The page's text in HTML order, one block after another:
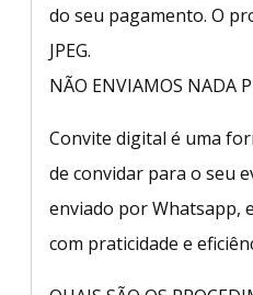
do seu pagamento. O
JPEG.
NÃO ENVIAMOS NADA
Convite digital é uma
de convidar para o seu
enviado por Whatsapp,
com praticidade e